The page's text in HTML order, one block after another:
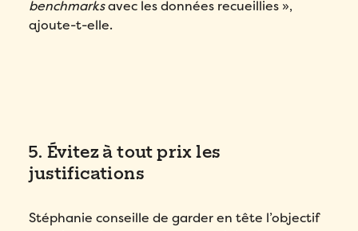
benchmarksavec les données recueillies »,
ajoute-t-elle.
5. Évitez à tout prix les
justifications
Stéphanie conseille de garder en tête l’objectif